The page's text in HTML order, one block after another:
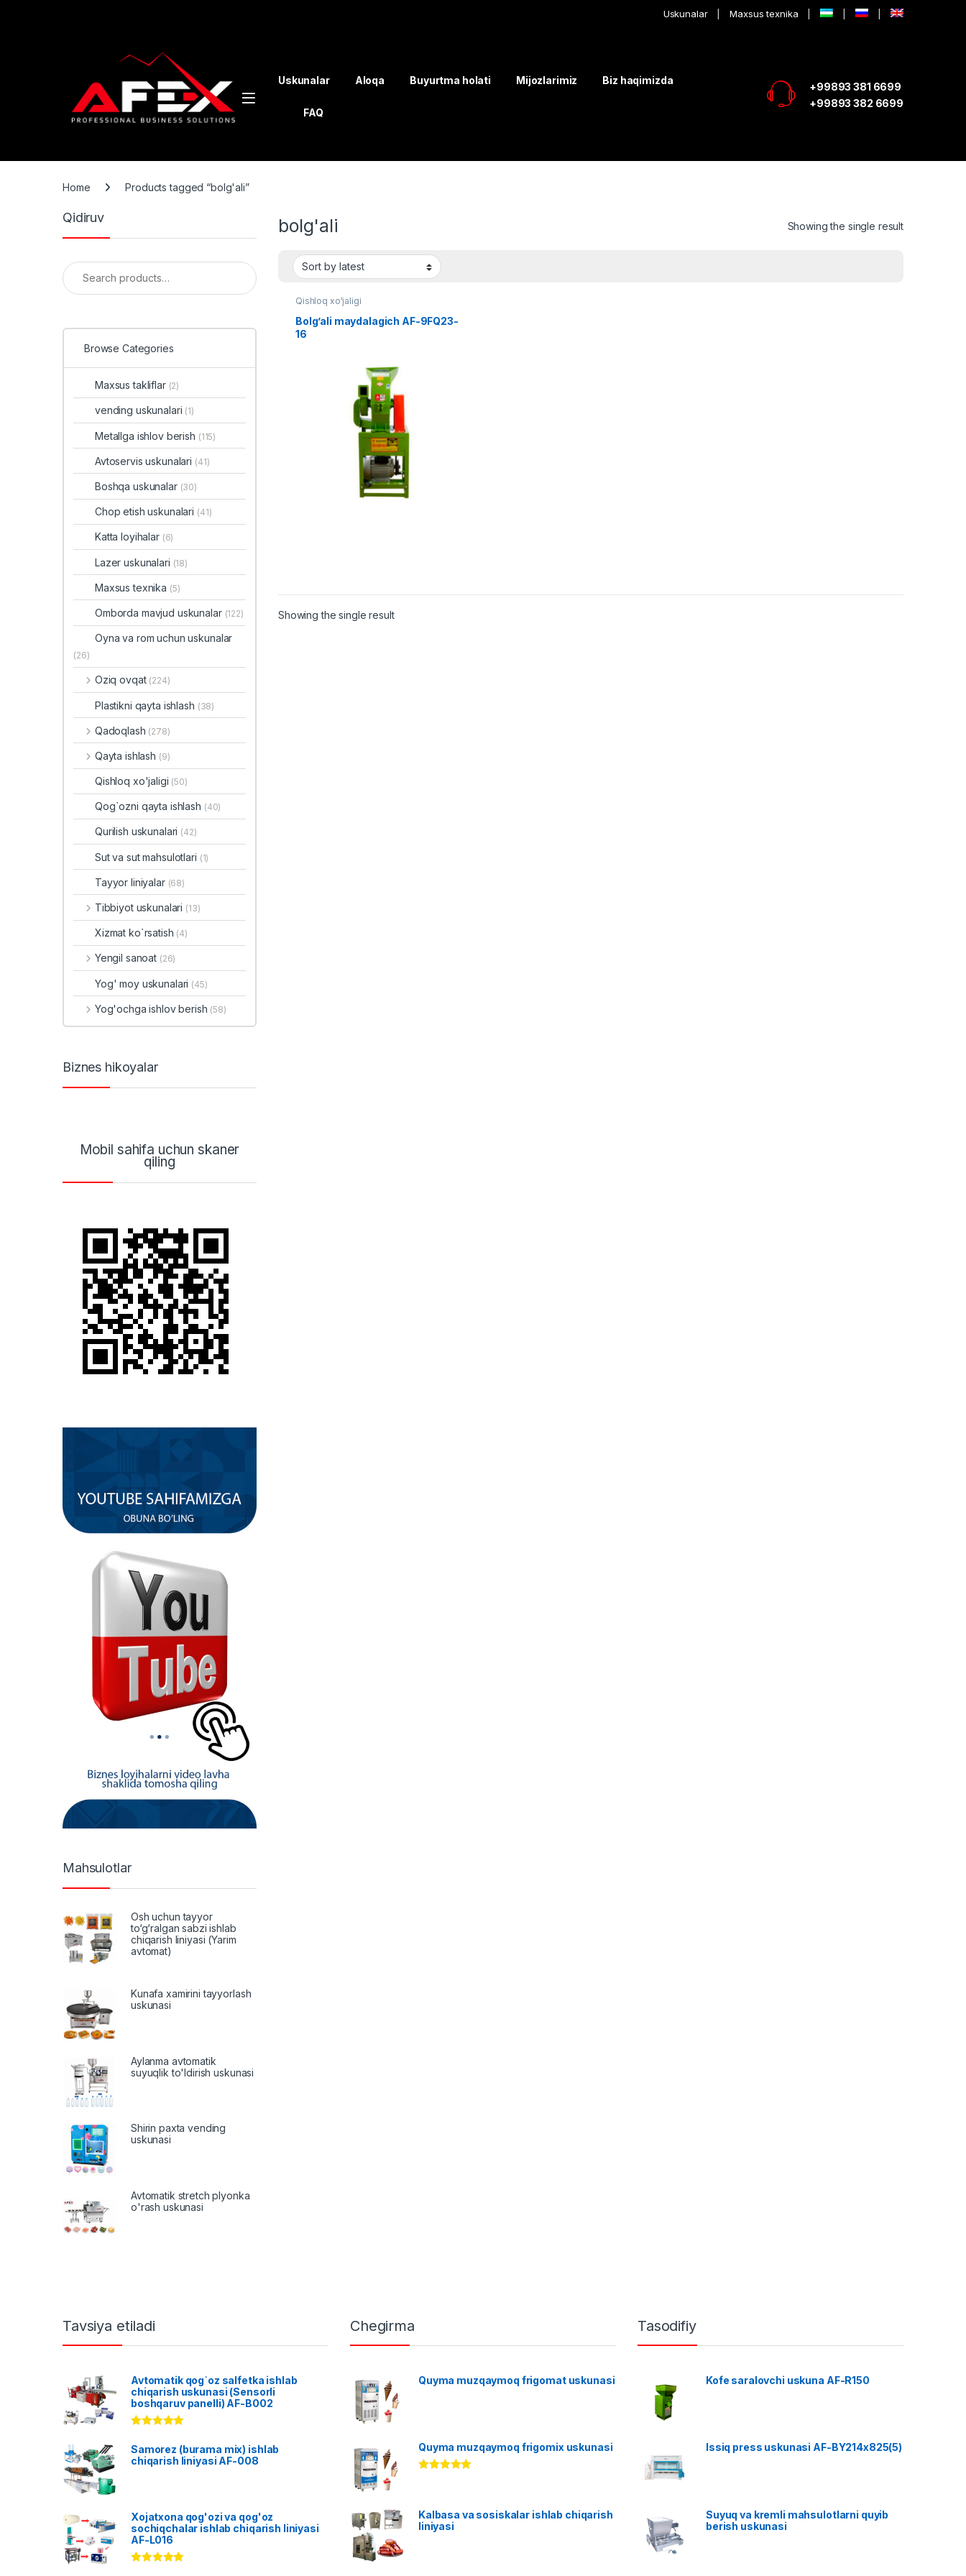
Uskunalar Maxsus texnika
Uskunalar Aloqa Buyurtma holati Mijozlarimiz Biz haqimizda
FAQ
+99893 381 6699
+99893 382 6699
Home Products tagged “bolg'ali”
bolg'ali Showing the single result
Qishloq xo'jaligi
Bolg’ali maydalagich AF-9FQ23-
16
Showing the single result
Qidiruv
Search for:
Browse Categories
Maxsus takliflar (2)
vending uskunalari (1)
Metallga ishlov berish (115)
Avtoservis uskunalari (41)
Boshqa uskunalar (30)
Chop etish uskunalari (41)
Katta loyihalar (6)
Lazer uskunalari (18)
Maxsus texnika (5)
Omborda mavjud uskunalar (122)
Oyna va rom uchun uskunalar
(26)
Oziq ovqat (224)
Plastikni qayta ishlash (38)
Qadoqlash (278)
Qayta ishlash (9)
Qishloq xo'jaligi (50)
Qog`ozni qayta ishlash (40)
Qurilish uskunalari (42)
Sut va sut mahsulotlari (1)
Tayyor liniyalar (68)
Tibbiyot uskunalari (13)
Xizmat ko`rsatish (4)
Yengil sanoat (26)
Yog' moy uskunalari (45)
Yog'ochga ishlov berish (58)
Biznes hikoyalar
Mobil sahifa uchun skaner
qiling
Mahsulotlar
Osh uchun tayyor
to‘g‘ralgan sabzi ishlab
chiqarish liniyasi (Yarim
avtomat)
Kunafa xamirini tayyorlash
uskunasi
Aylanma avtomatik
suyuqlik to'ldirish uskunasi
Shirin paxta vending
uskunasi
Avtomatik stretch plyonka
o'rash uskunasi
Tavsiya etiladi
Avtomatik qog`oz salfetka ishlab
chiqarish uskunasi (Sensorli
boshqaruv panelli) AF-B002
out of 5
Samorez (burama mix) ishlab
chiqarish liniyasi AF-008
Xojatxona qog'ozi va qog'oz
sochiqchalar ishlab chiqarish liniyasi
AF-L016
Chegirma
Quyma muzqaymoq frigomat uskunasi
Quyma muzqaymoq frigomix uskunasi
Kalbasa va sosiskalar ishlab chiqarish
liniyasi
Tasodifiy
Kofe saralovchi uskuna AF-R150
Issiq press uskunasi AF-BY214x825(5)
Suyuq va kremli mahsulotlarni quyib
berish uskunasi